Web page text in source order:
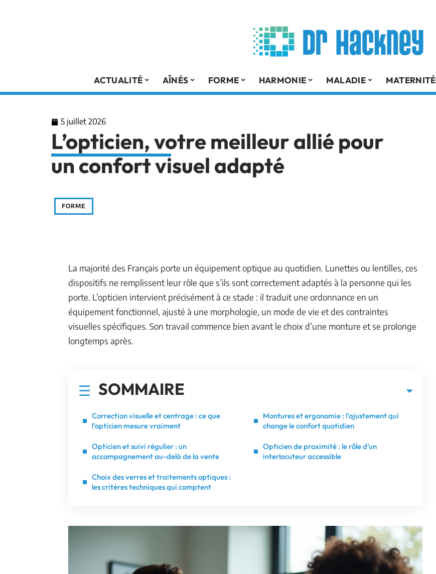
ACTUALITÉ AÎNÉS FORME HARMONIE MALADIE MATERNITÉ
5 juillet 2026
L’opticien, votre meilleur allié pour
un confort visuel adapté
FORME
La majorité des Français porte un équipement optique au quotidien. Lunettes ou lentilles, ces
dispositifs ne remplissent leur rôle que s’ils sont correctement adaptés à la personne qui les
porte. L’opticien intervient précisément à ce stade : il traduit une ordonnance en un
équipement fonctionnel, ajusté à une morphologie, un mode de vie et des contraintes
visuelles spécifiques. Son travail commence bien avant le choix d’une monture et se prolonge
longtemps après.
SOMMAIRE
Correction visuelle et centrage : ce que
l’opticien mesure vraiment
Opticien et suivi régulier : un
accompagnement au-delà de la vente
Choix des verres et traitements optiques :
les critères techniques qui comptent
Montures et ergonomie : l’ajustement qui
change le confort quotidien
Opticien de proximité : le rôle d’un
interlocuteur accessible